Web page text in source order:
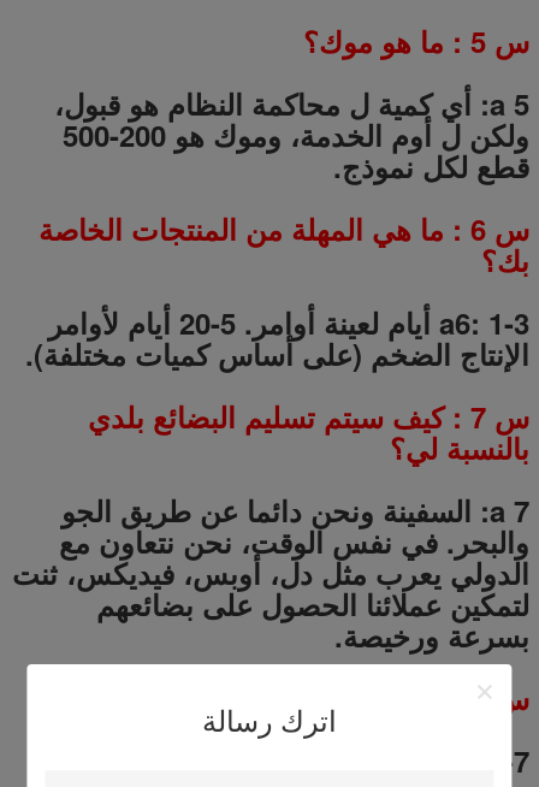
اترك رسالة
س 5 : ما هو موك؟
a 5: أي كمية ل محاكمة النظام هو قبول،
ولكن ل أوم الخدمة، وموك هو 200-500
قطع لكل نموذج.
س 6 : ما هي المهلة من المنتجات الخاصة
بك؟
a6: 1-3 أيام لعينة أوامر.
5-20 أيام لأوامر
الإنتاج الضخم (على أساس كميات مختلفة).
س 7 : كيف سيتم تسليم البضائع بلدي
بالنسبة لي؟
a 7: السفينة ونحن دائما عن طريق الجو
والبحر. في نفس الوقت، نحن نتعاون مع
الدولي يعرب مثل دل، أوبس، فيديكس، ثنت
لتمكين عملائنا الحصول على بضائعهم
بسرعة ورخيصة.
س
8
: متى سوف تتلقى السلع؟